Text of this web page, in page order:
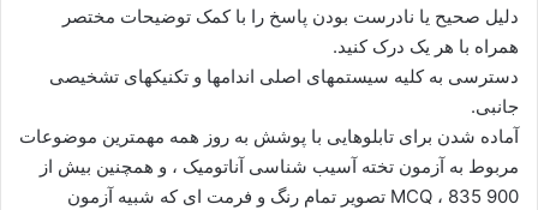
دلیل صحیح یا نادرست بودن پاسخ را با کمک توضیحات مختصر
همراه با هر یک درک کنید.
دسترسی به کلیه سیستمهای اصلی اندامها و تکنیکهای تشخیصی
جانبی.
آماده شدن برای تابلوهایی با پوشش به روز همه مهمترین موضوعات
مربوط به آزمون تخته آسیب شناسی آناتومیک ، و همچنین بیش از
900 MCQ ، 835 تصویر تمام رنگ و فرمت ای که شبیه آزمون